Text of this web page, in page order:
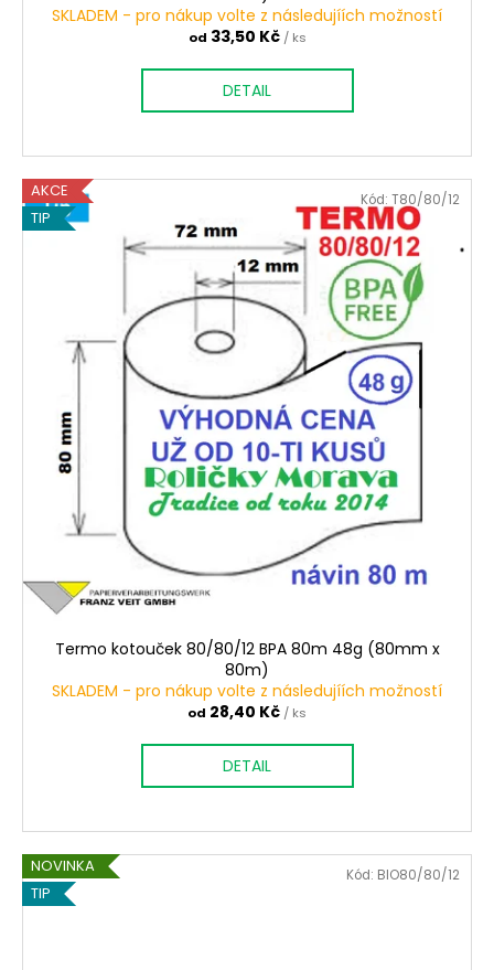
SKLADEM - pro nákup volte z následujíích možností
od 33,50 Kč / ks
DETAIL
AKCE
TIP
Termo kotouček 80/80/12 BPA 80m 48g (80mm x
80m)
SKLADEM - pro nákup volte z následujíích možností
od 28,40 Kč / ks
DETAIL
Kód: T80/80/12
NOVINKA
TIP
Kód: BIO80/80/12